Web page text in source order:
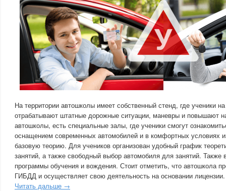
На территории автошколы имеет собственный стенд, где ученики на
отрабатывают штатные дорожные ситуации, маневры и повышают
автошколы, есть специальные залы, где ученики смогут
оснащением современных автомобилей и в комфортных условиях
базовую теорию. Для учеников организован удобный график
занятий, а также свободный выбор автомобиля для занятий.
программы обучения и вождения. Стоит отметить, что автошкола
ГИБДД и осуществляет свою деятельность на основании лицензии.
Читать дальше →